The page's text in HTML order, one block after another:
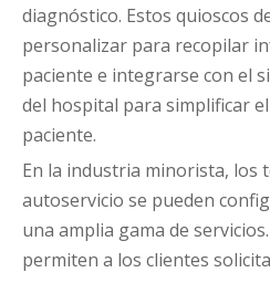
diagnóstico. Estos quioscos
personalizar para recopilar
paciente e integrarse con el
del hospital para simplificar
paciente.
En la industria minorista, los
autoservicio se pueden
una amplia gama de
permiten a los clientes